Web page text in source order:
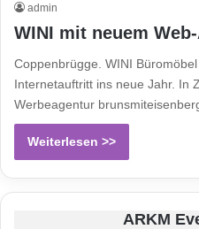
admin
WINI mit neuem
Coppenbrügge. WINI
Internetauftritt ins neue Jahr. In
Werbeagentur
Weiterlesen >>
ARKM